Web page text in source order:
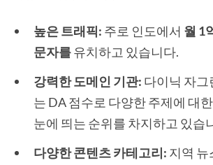
높은 트래픽: 주로 인도에서 월 1
문자를유치하고 있습니다.
강력한 도메인 기관: 다이닉 자그
는 DA 점수로 다양한 주제에 대
눈에 띄는 순위를 차지하고 있습
다양한 콘텐츠 카테고리: 지역 뉴